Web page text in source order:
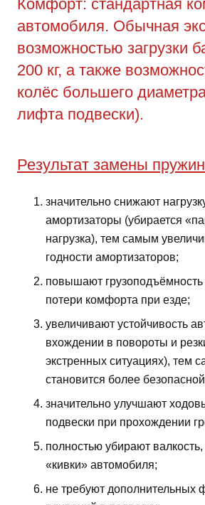
Комфорт: стандартная
автомобиля. Обычная
возможностью загрузки
200 кг, а также
колёс большего
лифта подвески).
Результат замены
значительно снижают
амортизаторы (убирается
нагрузка), тем самым
годности амортизаторов;
повышают грузоподъёмность
потери комфорта при езде;
увеличивают устойчивость
вхождении в повороты и
экстренных ситуациях), тем
становится более
значительно улучшают
подвески при прохождении
полностью убирают
«кивки» автомобиля;
не требуют дополнительных